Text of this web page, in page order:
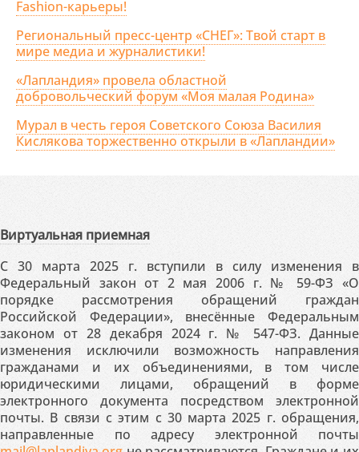
Fashion-карьеры!
Региональный пресс-центр «СНЕГ»: Твой старт в
мире медиа и журналистики!
«Лапландия» провела областной
добровольческий форум «Моя малая Родина»
Мурал в честь героя Советского Союза Василия
Кислякова торжественно открыли в «Лапландии»
Виртуальная приемная
С 30 марта 2025 г. вступили в силу изменения в
Федеральный закон от 2 мая 2006 г. № 59-ФЗ «О
порядке рассмотрения обращений граждан
Российской Федерации», внесённые Федеральным
законом от 28 декабря 2024 г. № 547-ФЗ. Данные
изменения исключили возможность направления
гражданами и их объединениями, в том числе
юридическими лицами, обращений в форме
электронного документа посредством электронной
почты. В связи с этим с 30 марта 2025 г. обращения,
направленные по адресу электронной почты